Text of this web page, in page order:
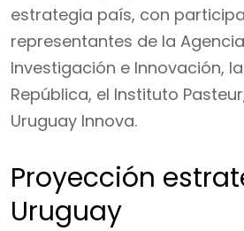
estrategia país, con
representantes de la
Investigación e Innovación,
República, el Instituto
Uruguay Innova.
Proyección
Uruguay